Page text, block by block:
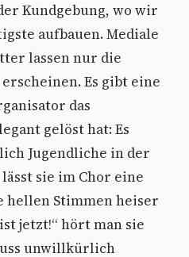
Kundgebung, wo wir
aufbauen. Mediale
lassen nur die
Es gibt eine
das
gelöst hat: Es
Jugendliche in der
sie im Chor eine
hellen Stimmen heiser
jetzt!“ hört man sie
unwillkürlich